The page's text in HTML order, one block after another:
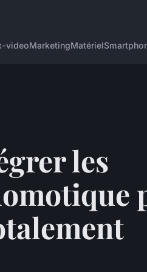
videoMarketingMatériel
les